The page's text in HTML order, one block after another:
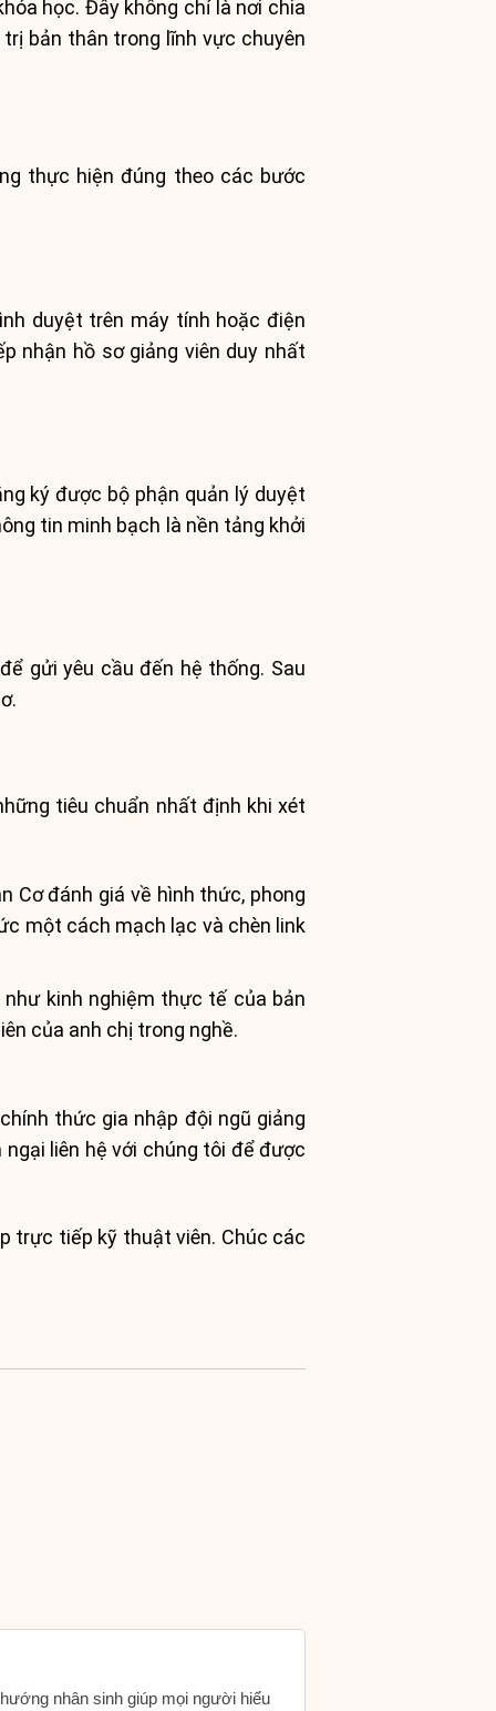
học. Đây không chỉ là nơi chia
bản thân trong lĩnh vực chuyên
thực hiện đúng theo các bước
duyệt trên máy tính hoặc điện
nhận hồ sơ giảng viên duy nhất
ký được bộ phận quản lý duyệt
tin minh bạch là nền tảng khởi
gửi yêu cầu đến hệ thống. Sau
tiêu chuẩn nhất định khi xét
Cơ đánh giá về hình thức, phong
một cách mạch lạc và chèn link
kinh nghiệm thực tế của bản
của anh chị trong nghề.
thức gia nhập đội ngũ giảng
liên hệ với chúng tôi để được
trực tiếp kỹ thuật viên. Chúc các
nhân sinh giúp mọi người hiểu